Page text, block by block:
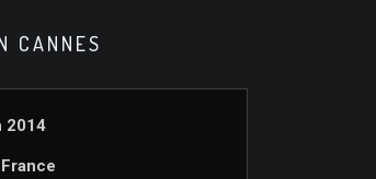
CANNES
2014